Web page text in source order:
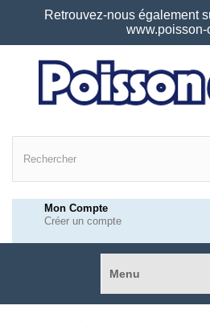
Retrouvez-nous également
www.poisson-
Mon Compte
Créer un compte
Menu